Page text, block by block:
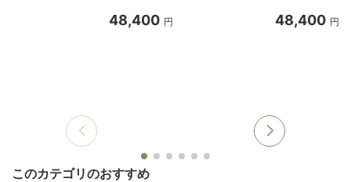
48,400 円 48,400 円
このカテゴリのおすすめ